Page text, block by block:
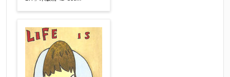
お客様情報をご入力ください。